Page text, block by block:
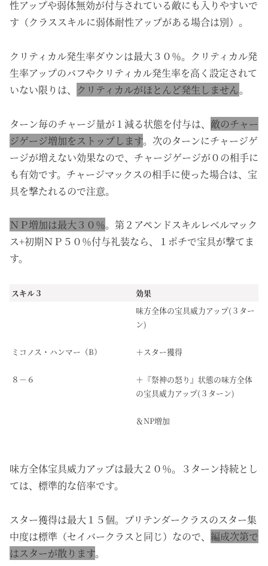
性アップや弱体無効が付与されている敵にも入りやすいで
す（クラススキルに弱体耐性アップがある場合は別）。
クリティカル発生率ダウンは最大３０％。クリティカル発
生率アップのバフやクリティカル発生率を高く設定されて
いない限りは、 クリティカルがほとんど発生しません。
ターン毎のチャージ量が１減る状態を付与は、 敵のチャー
ジゲージ増加をストップします。次のターンにチャージゲ
ージが増えない効果なので、チャージゲージが０の相手に
も有効です。チャージマックスの相手に使った場合は、宝
具を撃たれるので注意。
ＮＰ増加は最大３０％。第２アペンドスキルレベルマック
ス+初期ＮＰ５０％付与礼装なら、１ポチで宝具が撃てま
す。
スキル３ 効果
ミコノス・ハンマー（B）
８－６
味方全体の宝具威力アップ(３ター
ン)
＋スター獲得
＋『祭神の怒り』状態の味方全体
の宝具威力アップ(３ターン)
＆NP増加
味方全体宝具威力アップは最大２０％。３ターン持続とし
ては、標準的な倍率です。
スター獲得は最大１５個。プリテンダークラスのスター集
中度は標準（セイバークラスと同じ）なので、 編成次第で
はスターが散ります。